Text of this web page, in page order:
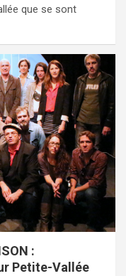
que se sont
:
Petite-Vallée